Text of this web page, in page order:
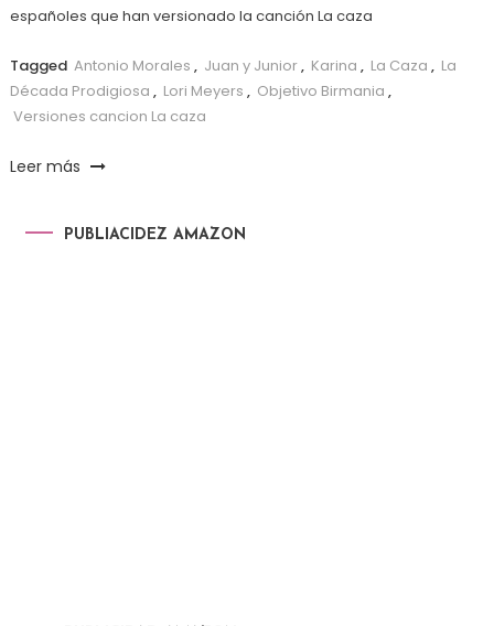
españoles que han versionado la canción La caza
Tagged Antonio Morales , Juan y Junior, Karina , La Caza , La
Década Prodigiosa , Lori Meyers , Objetivo Birmania ,
Versiones cancion La caza
Leer más
PUBLIACIDEZ AMAZON